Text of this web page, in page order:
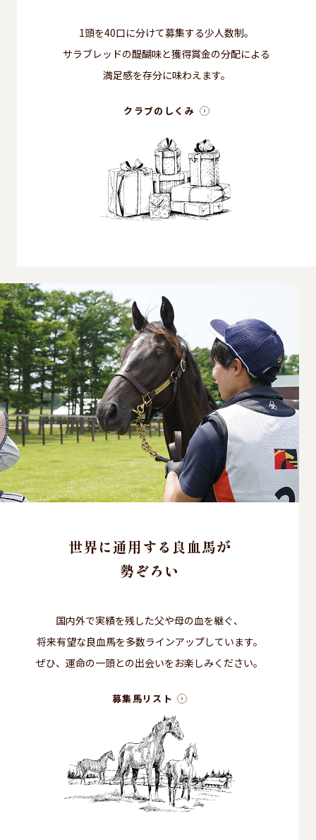
1頭を40口に分けて募集する少人数制。
サラブレッドの醍醐味と獲得賞金の分配による
満足感を存分に味わえます。
クラブのしくみ
世界に通用する良血馬が
勢ぞろい
国内外で実績を残した父や母の血を継ぐ、
将来有望な良血馬を多数ラインアップしています。
ぜひ、運命の一頭との出会いをお楽しみください。
募集馬リスト